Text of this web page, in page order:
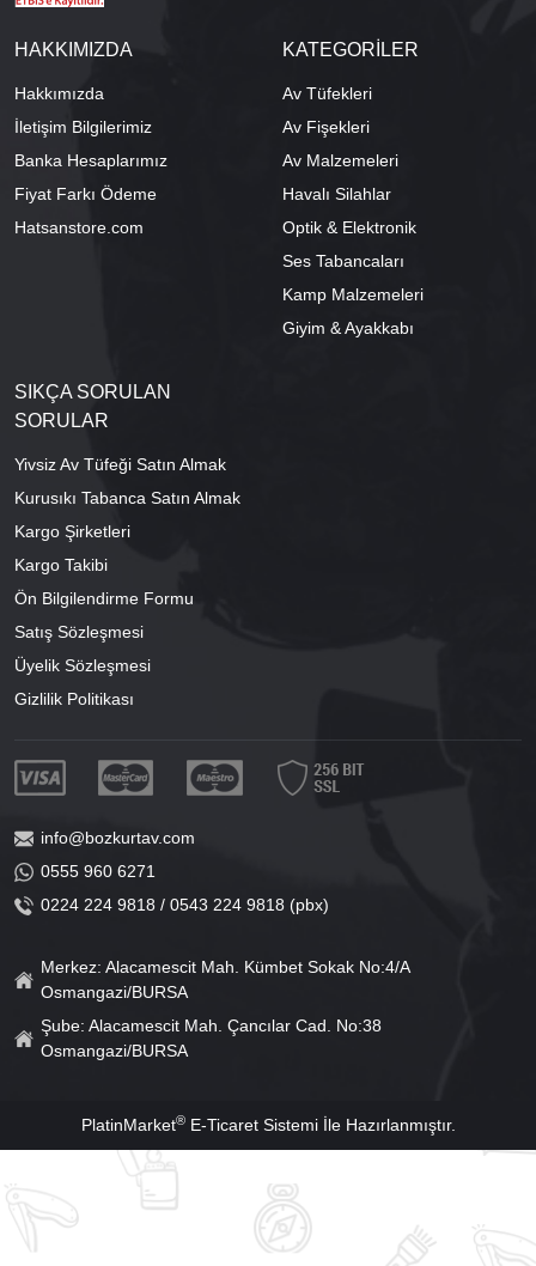
HAKKIMIZDA
Hakkımızda
İletişim Bilgilerimiz
Banka Hesaplarımız
Fiyat Farkı Ödeme
Hatsanstore.com
KATEGORİLER
Av Tüfekleri
Av Fişekleri
Av Malzemeleri
Havalı Silahlar
Optik & Elektronik
Ses Tabancaları
Kamp Malzemeleri
Giyim & Ayakkabı
SIKÇA SORULAN
SORULAR
Yivsiz Av Tüfeği Satın Almak
Kurusıkı Tabanca Satın Almak
Kargo Şirketleri
Kargo Takibi
Ön Bilgilendirme Formu
Satış Sözleşmesi
Üyelik Sözleşmesi
Gizlilik Politikası
info@bozkurtav.com
0555 960 6271
0224 224 9818 / 0543 224 9818 (pbx)
Merkez: Alacamescit Mah. Kümbet Sokak No:4/A
Osmangazi/BURSA
Şube: Alacamescit Mah. Çancılar Cad. No:38
Osmangazi/BURSA
PlatinMarket®E-Ticaret Sistemiİle Hazırlanmıştır.